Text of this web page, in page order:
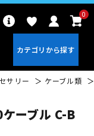
0
サリー ケーブル類
ーブル C-B